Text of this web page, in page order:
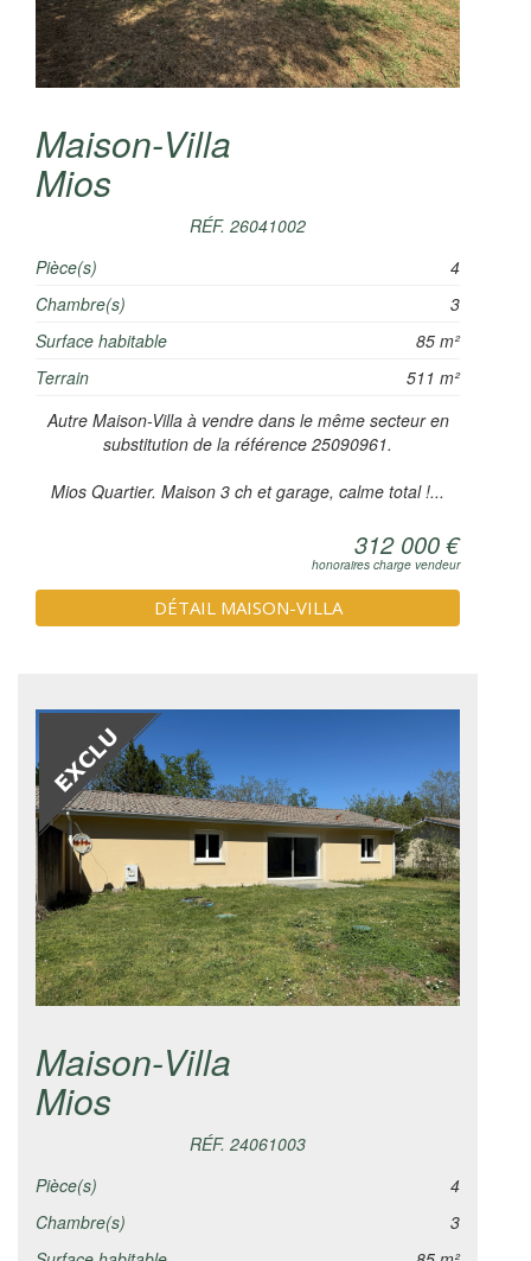
Maison-Villa
Mios
RÉF. 26041002
Pièce(s)
4
Chambre(s)
3
Surface habitable
85 m²
Terrain
511 m²
Autre Maison-Villa à vendre dans le même secteur en
substitution de la référence 25090961.
Mios Quartier. Maison 3 ch et garage, calme total !...
312 000 €
honoraires charge vendeur
DÉTAIL MAISON-VILLA
Maison-Villa
Mios
RÉF. 24061003
Pièce(s)
4
Chambre(s)
3